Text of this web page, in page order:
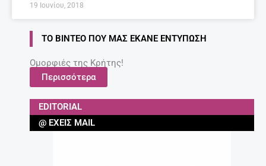
19 Ιουνίου, 2018
ΤΟ ΒΊΝΤΕΟ ΠΟΥ ΜΑΣ ΈΚΑΝΕ ΕΝΤΎΠΩΣΗ
Ομορφιές της Κρήτης!
Περισσότερα
EDITORIAL
@ ΈΧΕΙΣ MAIL